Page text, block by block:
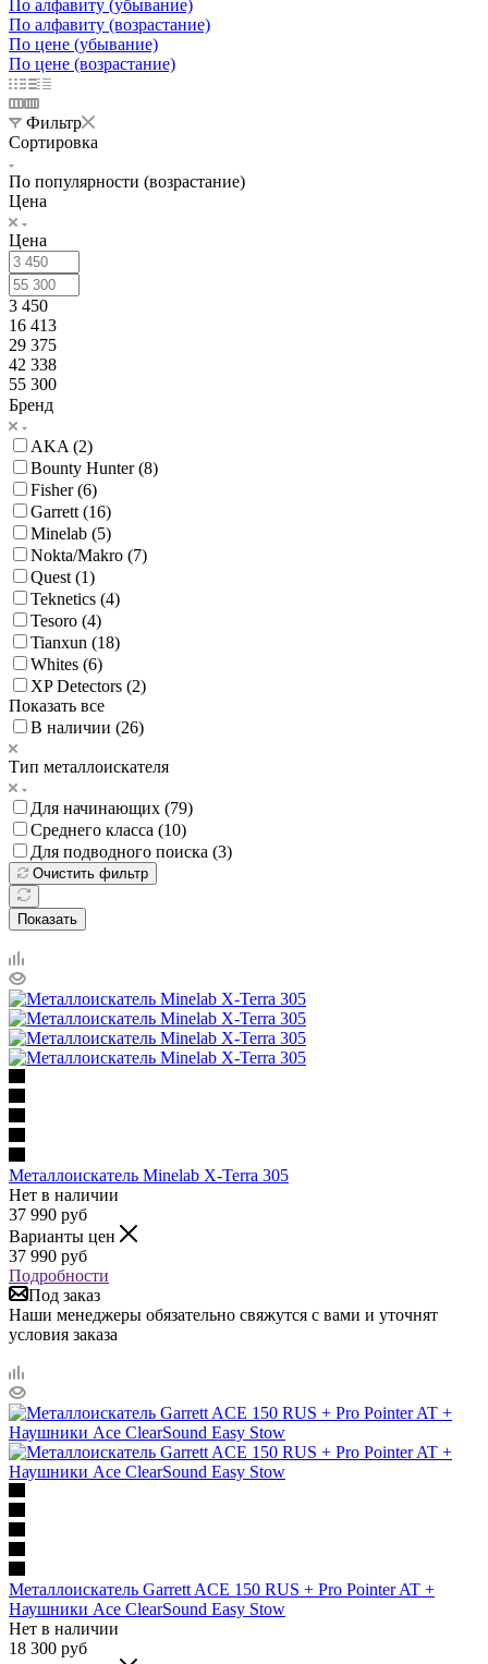
По алфавиту (убывание)
По алфавиту (возрастание)
По цене (убывание)
По цене (возрастание)
Фильтр
Сортировка
По популярности (возрастание)
Цена
Цена
3 450
16 413
29 375
42 338
55 300
Бренд
AKA (2)
Bounty Hunter (8)
Fisher (6)
Garrett (16)
Minelab (5)
Nokta/Makro (7)
Quest (1)
Teknetics (4)
Tesoro (4)
Tianxun (18)
Whites (6)
XP Detectors (2)
Показать все
В наличии (26)
Тип металлоискателя
Для начинающих (79)
Среднего класса (10)
Для подводного поиска (3)
Очистить фильтр
Показать
Металлоискатель Minelab X-Terra 305
Нет в наличии
37 990 руб
Варианты цен
37 990 руб
Подробности
Под заказ
Наши менеджеры обязательно свяжутся с вами и уточнят
условия заказа
Металлоискатель Garrett ACE 150 RUS + Pro Pointer AT +
Наушники Ace ClearSound Easy Stow
Нет в наличии
18 300 руб